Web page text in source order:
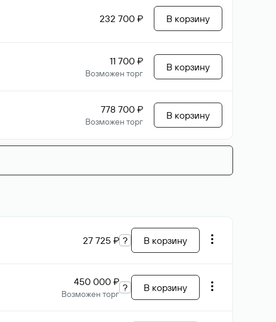
232 700 ₽ В корзину
11 700 ₽
Возможен торг
В корзину
778 700 ₽
Возможен торг
В корзину
27 725 ₽ ? В корзину
450 000 ₽
Возможен торг
? В корзину